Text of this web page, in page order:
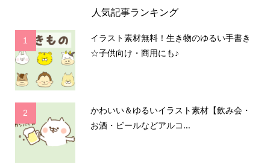
人気記事ランキング
1
イラスト素材無料！生き物のゆるい手書き
☆子供向け・商用にも♪
2
かわいい＆ゆるいイラスト素材【飲み会・
お酒・ビールなどアルコ...